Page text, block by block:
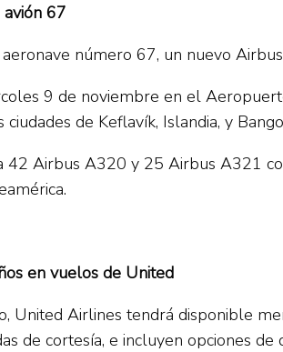
67
número 67, un nuevo
9 de noviembre en el
de Keflavík, Islandia, y
42 Airbus A320 y 25 Airbus A321
en vuelos de United
United Airlines tendrá disponible
de cortesía, e incluyen opciones de